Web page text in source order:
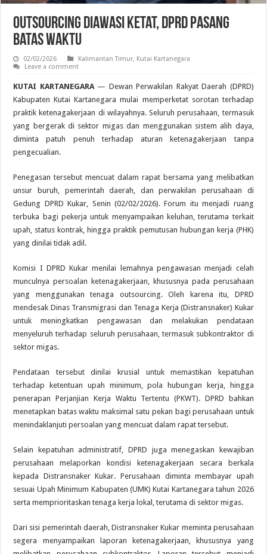
Outsourcing Diawasi Ketat, DPRD Pasang
Batas Waktu
02/02/2026 Kalimantan Timur, Kutai Kartanegara
Leave a comment
KUTAI KARTANEGARA — Dewan Perwakilan Rakyat Daerah (DPRD)
Kabupaten Kutai Kartanegara mulai memperketat sorotan terhadap
praktik ketenagakerjaan di wilayahnya. Seluruh perusahaan, termasuk
yang bergerak di sektor migas dan menggunakan sistem alih daya,
diminta patuh penuh terhadap aturan ketenagakerjaan tanpa
pengecualian.
Penegasan tersebut mencuat dalam rapat bersama yang melibatkan
unsur buruh, pemerintah daerah, dan perwakilan perusahaan di
Gedung DPRD Kukar, Senin (02/02/2026). Forum itu menjadi ruang
terbuka bagi pekerja untuk menyampaikan keluhan, terutama terkait
upah, status kontrak, hingga praktik pemutusan hubungan kerja (PHK)
yang dinilai tidak adil.
Komisi I DPRD Kukar menilai lemahnya pengawasan menjadi celah
munculnya persoalan ketenagakerjaan, khususnya pada perusahaan
yang menggunakan tenaga outsourcing. Oleh karena itu, DPRD
mendesak Dinas Transmigrasi dan Tenaga Kerja (Distransnaker) Kukar
untuk meningkatkan pengawasan dan melakukan pendataan
menyeluruh terhadap seluruh perusahaan, termasuk subkontraktor di
sektor migas.
Pendataan tersebut dinilai krusial untuk memastikan kepatuhan
terhadap ketentuan upah minimum, pola hubungan kerja, hingga
penerapan Perjanjian Kerja Waktu Tertentu (PKWT). DPRD bahkan
menetapkan batas waktu maksimal satu pekan bagi perusahaan untuk
menindaklanjuti persoalan yang mencuat dalam rapat tersebut.
Selain kepatuhan administratif, DPRD juga menegaskan kewajiban
perusahaan melaporkan kondisi ketenagakerjaan secara berkala
kepada Distransnaker Kukar. Perusahaan diminta membayar upah
sesuai Upah Minimum Kabupaten (UMK) Kutai Kartanegara tahun 2026
serta memprioritaskan tenaga kerja lokal, terutama di sektor migas.
Dari sisi pemerintah daerah, Distransnaker Kukar meminta perusahaan
segera menyampaikan laporan ketenagakerjaan, khususnya yang